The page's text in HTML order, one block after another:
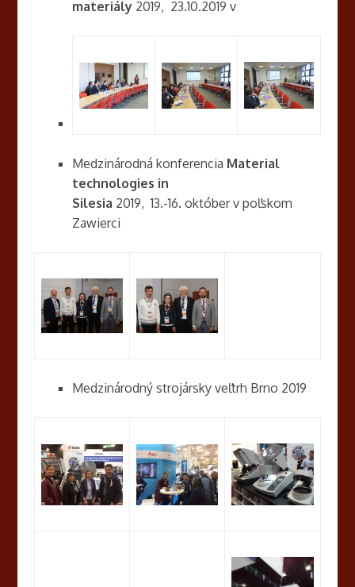
materiály 2019, 23.10.2019 v
Medzinárodná konferencia Material
technologies in
Silesia 2019, 13.-16. október v poľskom
Zawierci
Medzinárodný strojársky veľtrh Brno 2019